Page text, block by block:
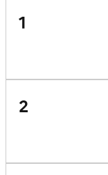
1
2